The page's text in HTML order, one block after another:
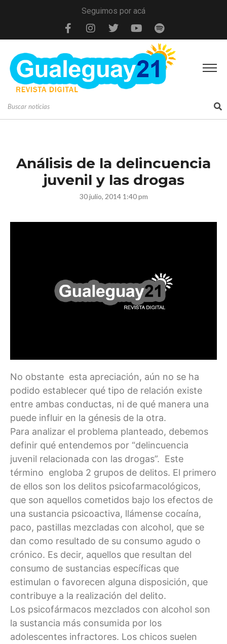
Seguimos por acá
Análisis de la delincuencia
juvenil y las drogas
30 julio, 2014 1:40 pm
No obstante esta apreciación, aún no se ha
podido establecer qué tipo de relación existe
entre ambas conductas, ni de qué manera una
puede influir en la génesis de la otra.
Para analizar el problema planteado, debemos
definir qué entendemos por “delincuencia
juvenil relacionada con las drogas”. Este
término engloba 2 grupos de delitos. El primero
de ellos son los delitos psicofarmacológicos,
que son aquellos cometidos bajo los efectos de
una sustancia psicoactiva, llámense cocaína,
paco, pastillas mezcladas con alcohol, que se
dan como resultado de su consumo agudo o
crónico. Es decir, aquellos que resultan del
consumo de sustancias específicas que
estimulan o favorecen alguna disposición, que
contribuye a la realización del delito.
Los psicofármacos mezclados con alcohol son
la sustancia más consumida por los
adolescentes infractores. Los chicos suelen